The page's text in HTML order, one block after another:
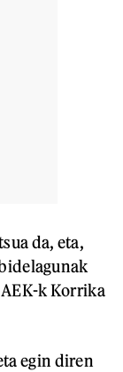
da, eta,
k Korrika
egin diren